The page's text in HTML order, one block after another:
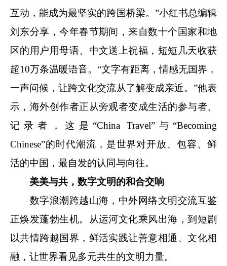
互动，能成为最坚实的跨国桥梁。”小红书总编辑
刘东分享，今年春节期间，来自数十个国家和地
区的用户用母语、中文送上祝福，短短几天收获
超10万条温暖语音。“文字有距离，情感无国界，
一声问候，让跨文化交流从了解变成亲近。”他表
示，海外创作者正从旁观者变成生活的参与者、
记录者，这是“China Travel”与“Becoming
Chinese”的时代潮流，是世界对开放、包容、鲜
活的中国，最自发的认同与向往。
美美与共，数字文明的和合交响
数字浪潮跨越山海，中外网络文明交流互鉴
正焕发蓬勃生机。从运河文化乘风出海，到短剧
以共情跨越国界，鲜活实践让善意相通、文化相
融，让世界看见多元共生的文明力量。